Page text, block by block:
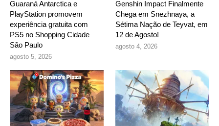
Guaraná Antarctica e
PlayStation promovem
experiência gratuita com
PS5 no Shopping Cidade
São Paulo
agosto 5, 2026
Genshin Impact Finalmente
Chega em Snezhnaya, a
Sétima Nação de Teyvat, em
12 de Agosto!
agosto 4, 2026